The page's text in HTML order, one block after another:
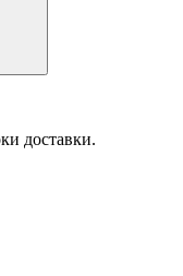
доставки.